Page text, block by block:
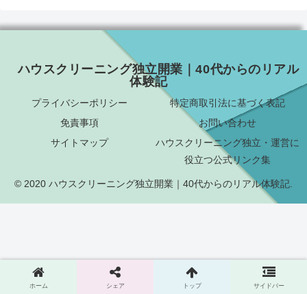
ハウスクリーニング独立開業｜40代からのリアル
体験記
プライバシーポリシー
特定商取引法に基づく表記
免責事項
お問い合わせ
サイトマップ
ハウスクリーニング独立・運営に
役立つ公式リンク集
© 2020 ハウスクリーニング独立開業｜40代からのリアル体験記.
ホーム シェア トップ サイドバー